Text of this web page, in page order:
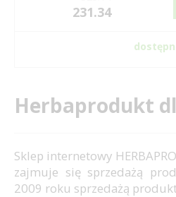
231.34
Herbaprodukt
Sklep internetowy
zajmuje się sprzedażą
2009 roku sprzedażą